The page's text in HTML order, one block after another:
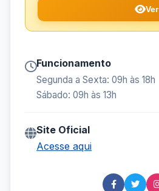
Ver
Funcionamento
Segunda a Sexta: 09h às 18h
Sábado: 09h às 13h
Site Oficial
Acesse aqui